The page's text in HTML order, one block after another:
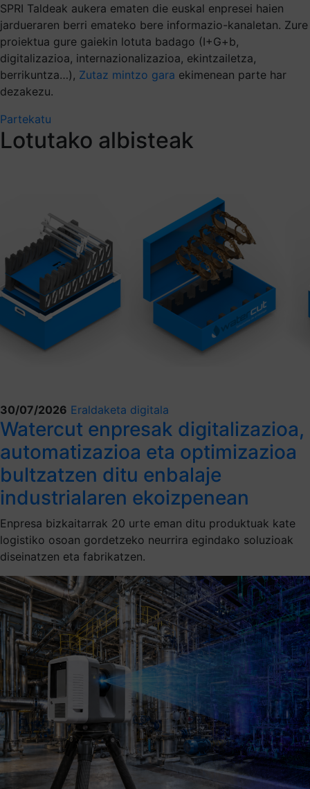
SPRI Taldeak aukera ematen die euskal enpresei haien
jardueraren berri emateko bere informazio-kanaletan. Zure
proiektua gure gaiekin lotuta badago (I+G+b,
digitalizazioa, internazionalizazioa, ekintzailetza,
berrikuntza…), Zutaz mintzo gara ekimenean parte har
dezakezu.
Partekatu
Lotutako albisteak
30/07/2026 Eraldaketa digitala
Watercut enpresak digitalizazioa,
automatizazioa eta optimizazioa
bultzatzen ditu enbalaje
industrialaren ekoizpenean
Enpresa bizkaitarrak 20 urte eman ditu produktuak kate
logistiko osoan gordetzeko neurrira egindako soluzioak
diseinatzen eta fabrikatzen.